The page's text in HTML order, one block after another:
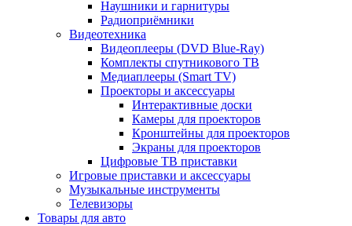
Наушники и гарнитуры
Радиоприёмники
Видеотехника
Видеоплееры (DVD Blue-Ray)
Комплекты спутникового ТВ
Медиаплееры (Smart TV)
Проекторы и аксессуары
Интерактивные доски
Камеры для проекторов
Кронштейны для проекторов
Экраны для проекторов
Цифровые ТВ приставки
Игровые приставки и аксессуары
Музыкальные инструменты
Телевизоры
Товары для авто